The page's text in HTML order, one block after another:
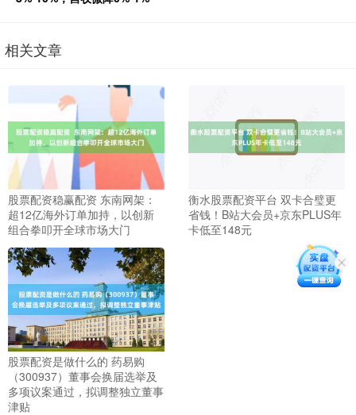
相关文章
股票配资稳赢配资 东南网架：
超12亿海外订单加持，以创新
组合拳叩开全球市场大门
衡水股票配资平台 双卡合璧更
省钱！B站大会员+京东PLUS年
卡低至148元
股票配资是做什么的 药易购
（300937）董事会换届选举及
多项议案通过，拟调整独立董事
津贴